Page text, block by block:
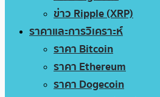
ข่าว Ripple (XRP)
ราคาและการวิเคราะห์
ราคา Bitcoin
ราคา Ethereum
ราคา Dogecoin